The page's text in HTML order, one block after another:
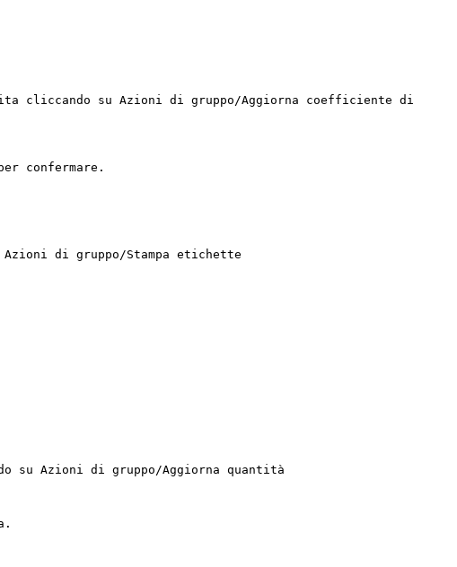
cliccando su Azioni di gruppo/Aggiorna coefficiente di
confermare.
di gruppo/Stampa etichette
su Azioni di gruppo/Aggiorna quantità